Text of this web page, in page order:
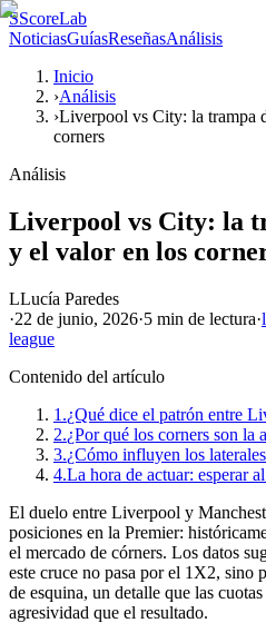
SScoreLab
NoticiasGuíasReseñasAnálisis
Inicio
›Análisis
›Liverpool vs City: la trampa
corners
Análisis
Liverpool vs City: la
y el valor en los
LLucía Paredes
·22 de junio, 2026·5 min de lectura·
league
Contenido del artículo
1.¿Qué dice el patrón entre
2.¿Por qué los corners son la
3.¿Cómo influyen los
4.La hora de actuar: esperar
El duelo entre Liverpool y
posiciones en la Premier:
el mercado de córners. Los datos
este cruce no pasa por el 1X2, sino
de esquina, un detalle que las
agresividad que el resultado.